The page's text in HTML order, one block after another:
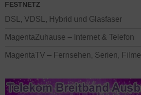
FESTNETZ
DSL, VDSL, Hybrid und Glasfaser
MagentaZuhause – Internet & Telefon
MagentaTV – Fernsehen, Serien, Filme